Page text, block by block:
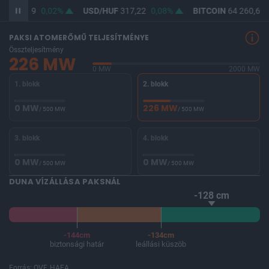
365,49 0,02% USD/HUF317,22 0,08% BITCOIN64 260,69
PAKSI ATOMERŐMŰ TELJESÍTMÉNYE
Összteljesítmény
226 MW 0 MW
2000 MW
1. blokk
0 MW/ 500 MW
2. blokk
226 MW/ 500 MW
3. blokk
0 MW/ 500 MW
4. blokk
0 MW/ 500 MW
DUNA VÍZÁLLÁSA PAKSNÁL
-128 cm
-144cm
biztonsági határ
-134cm
leállási küszöb